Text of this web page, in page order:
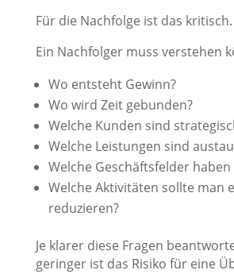
Für die Nachfolge ist das kritisch.
Ein Nachfolger muss verstehen
Wo entsteht Gewinn?
Wo wird Zeit gebunden?
Welche Kunden sind
Welche Leistungen sind
Welche Geschäftsfelder
Welche Aktivitäten sollte man
reduzieren?
Je klarer diese Fragen
geringer ist das Risiko für eine